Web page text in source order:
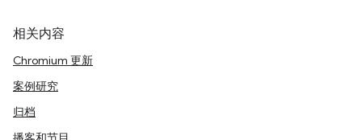
相关内容
Chromium 更新
案例研究
归档